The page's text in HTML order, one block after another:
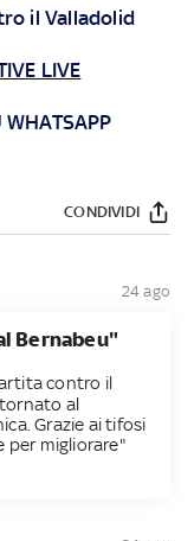
il Valladolid
LIVE
WHATSAPP
CONDIVIDI
24 ago
Bernabeu"
contro il
al
Grazie ai tifosi
per migliorare"